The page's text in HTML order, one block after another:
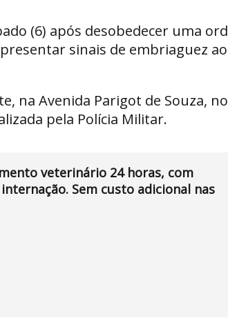
(6) após desobedecer uma
sinais de embriaguez ao
na Avenida Parigot de Souza, no
pela Polícia Militar.
veterinário 24 horas, com
Sem custo adicional nas